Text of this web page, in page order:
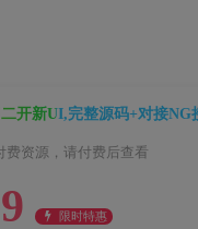
开新UI,完整源码+对接
费资源，请付费后查看
限时特惠